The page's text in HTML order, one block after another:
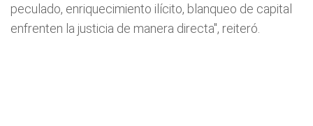
peculado, enriquecimiento ilícito, blanqueo de capital
enfrenten la justicia de manera directa", reiteró.